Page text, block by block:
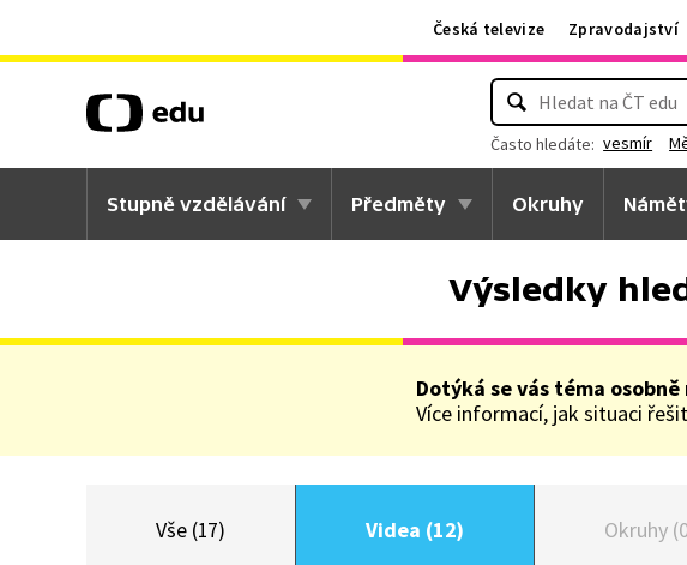
Česká televize Zpravodajství
Často hledáte: vesmír
Stupně vzdělávání Předměty Okruhy
Výsledky
Dotýká se vás téma
Více informací, jak situaci
Vše (17) Videa (12) Okruhy